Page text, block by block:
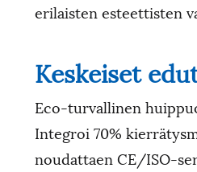
erilaisten esteettisten
Keskeiset
Eco-turvallinen
Integroi 70%
noudattaen CE/ISO-